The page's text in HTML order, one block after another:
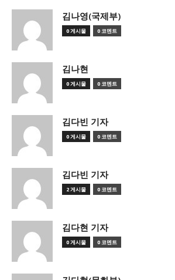
김나영(국제부)
0 게시물 0 코멘트
김나현
0 게시물 0 코멘트
김다빈 기자
0 게시물 0 코멘트
김다빈 기자
2 게시물 0 코멘트
김다현 기자
0 게시물 0 코멘트